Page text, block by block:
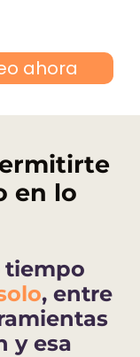
ahora
en lo
tiempo
, entre
y esa